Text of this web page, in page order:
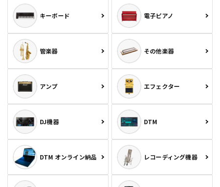
キーボード 電子ピアノ
管楽器 その他楽器
アンプ エフェクター
DJ機器 DTM
DTM オンライン納品 レコーディング機器